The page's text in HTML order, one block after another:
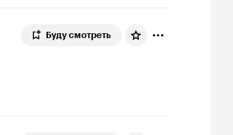
Буду смотреть